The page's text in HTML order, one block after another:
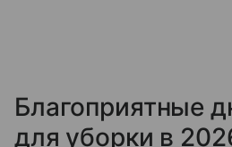
Благоприятные
для уборки в